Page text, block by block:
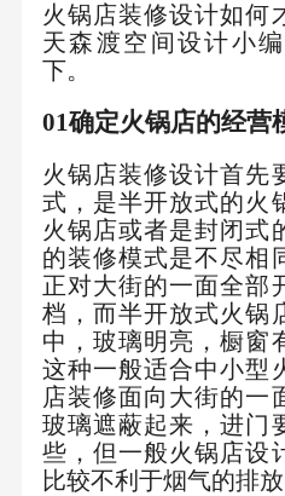
火锅店装修设计如何
天森渡空间设计小
下。
01确定火锅店的经营
火锅店装修设计首先
式，是半开放式的火
火锅店或者是封闭式
的装修模式是不尽相
正对大街的一面全部
档，而半开放式火锅
中，玻璃明亮，橱窗
这种一般适合中小型
店装修面向大街的一
玻璃遮蔽起来，进门
些，但一般火锅店设
比较不利于烟气的排放